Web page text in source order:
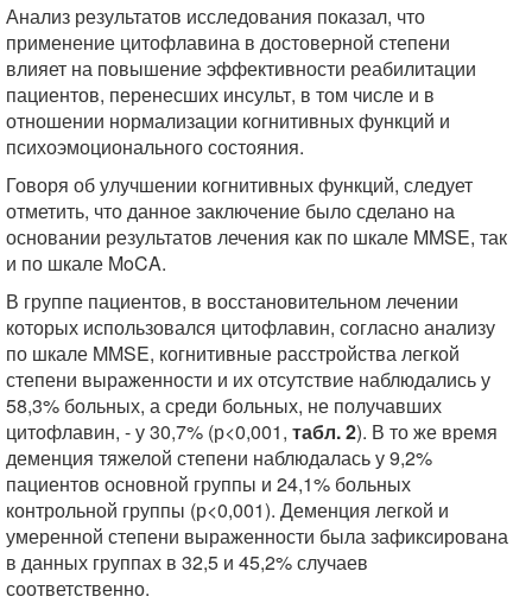
Анализ результатов исследования показал, что
применение цитофлавина в достоверной степени
влияет на повышение эффективности реабилитации
пациентов, перенесших инсульт, в том числе и в
отношении нормализации когнитивных функций и
психоэмоционального состояния.
Говоря об улучшении когнитивных функций, следует
отметить, что данное заключение было сделано на
основании результатов лечения как по шкале MMSE, так
и по шкале MoCA.
В группе пациентов, в восстановительном лечении
которых использовался цитофлавин, согласно анализу
по шкале MMSE, когнитивные расстройства легкой
степени выраженности и их отсутствие наблюдались у
58,3% больных, а среди больных, не получавших
цитофлавин, - у 30,7% (р<0,001, табл. 2). В то же время
деменция тяжелой степени наблюдалась у 9,2%
пациентов основной группы и 24,1% больных
контрольной группы (р<0,001). Деменция легкой и
умеренной степени выраженности была зафиксирована
в данных группах в 32,5 и 45,2% случаев
соответственно.